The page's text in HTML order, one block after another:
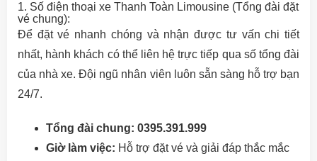
1. Số điện thoại xe Thanh Toàn Limousine (Tổng đài đặt
vé chung):
Để đặt vé nhanh chóng và nhận được tư vấn chi tiết
nhất, hành khách có thể liên hệ trực tiếp qua số tổng đài
của nhà xe. Đội ngũ nhân viên luôn sẵn sàng hỗ trợ bạn
24/7.
Tổng đài chung: 0395.391.999
Giờ làm việc: Hỗ trợ đặt vé và giải đáp thắc mắc